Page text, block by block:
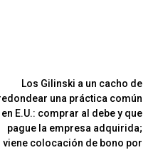
Los Gilinski a un cacho de
una práctica común
en E.U.: comprar al debe y que
pague la empresa adquirida;
viene colocación de bono por